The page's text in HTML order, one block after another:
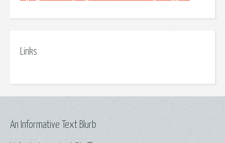
Links
An Informative Text Blurb